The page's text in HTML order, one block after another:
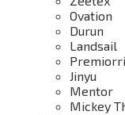
Ovation
Durun
Landsail
Premiorri
Jinyu
Mentor
Mickey